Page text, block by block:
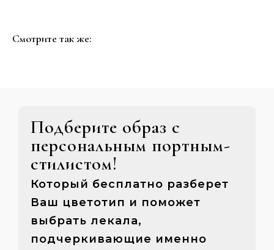
Смотрите так же:
Подберите образ с
персональным портным-
стилистом!
Который бесплатно разберет
Ваш цветотип и поможет
выбрать лекала,
подчеркивающие именно